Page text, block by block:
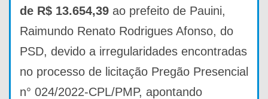
de R$ 13.654,39 ao prefeito de Pauini,
Raimundo Renato Rodrigues Afonso, do
PSD, devido a irregularidades encontradas
no processo de licitação Pregão Presencial
n° 024/2022-CPL/PMP, apontando